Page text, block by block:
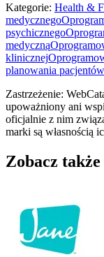
Kategorie: Health &
medycznego
psychicznego
medyczną
klinicznej
planowania pacjentów
Zastrzeżenie:
upoważniony ani
oficjalnie z nim
marki są własnością
Zobacz także